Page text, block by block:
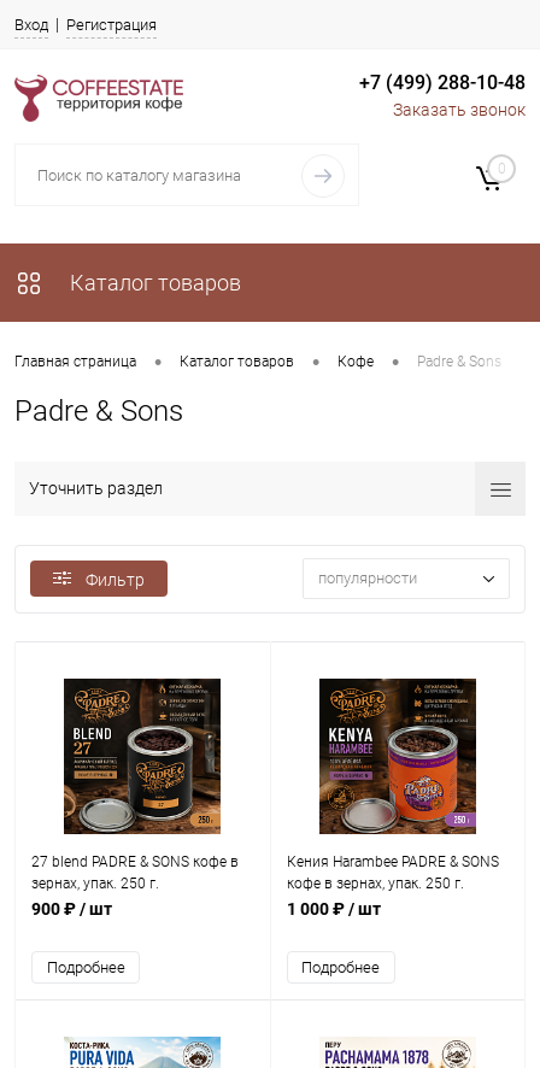
Вход Регистрация
+7 (499) 288-10-48
Заказать звонок
Каталог товаров
0
Главная страница • Каталог товаров • Кофе • Padre & Sons
Padre & Sons
Уточнить раздел
Фильтр популярности
27 blend PADRE & SONS кофе в
зернах, упак. 250 г.
900 ₽/ шт
Подробнее
Кения Harambee PADRE & SONS
кофе в зернах, упак. 250 г.
1 000 ₽/ шт
Подробнее